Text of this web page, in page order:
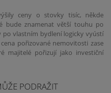
ceny o stovky tisíc, někde
bude znamenat větší touhu po
vlastním bydlení logicky vyústí
pořizované nemovitosti zase
majitelé pořizují jako investiční
PODRAŽIT